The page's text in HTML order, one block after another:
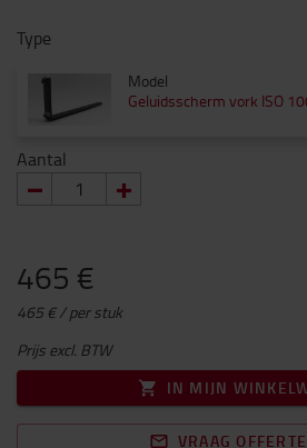
Type
Model
Geluidsscherm vork ISO
Aantal
465 €
465 € / per stuk
Prijs excl. BTW
IN MIJN
VRAAG